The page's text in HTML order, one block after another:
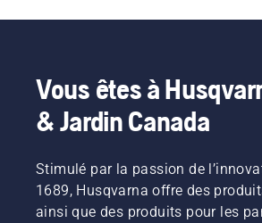
l’industrie
pour
obtenir
suivre
pelouse
l'aider à
pendant
les
journées
les plus
Vous êtes à
& Jardin Canada
Stimulé par la passion de
1689, Husqvarna offre des
ainsi que des produits pour les